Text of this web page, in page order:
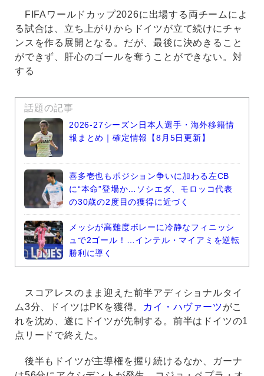
FIFAワールドカップ2026に出場する両チームによ
る試合は、立ち上がりからドイツが立て続けにチャ
ンスを作る展開となる。だが、最後に決めきること
ができず、肝心のゴールを奪うことができない。対
する
話題の記事
2026-27シーズン日本人選手・海外移籍情
報まとめ｜確定情報【8月5日更新】
喜多壱也もポジション争いに加わる左CB
に“本命”登場か…ソシエダ、モロッコ代表
の30歳の2度目の獲得に近づく
メッシが高難度ボレーに冷静なフィニッシ
ュで2ゴール！…インテル・マイアミを逆転
勝利に導く
スコアレスのまま迎えた前半アディショナルタイ
ム3分、ドイツはPKを獲得。
カイ・ハヴァーツがこ
れを沈め、遂にドイツが先制する。前半はドイツの1
点リードで終えた。
後半もドイツが主導権を握り続けるなか、ガーナ